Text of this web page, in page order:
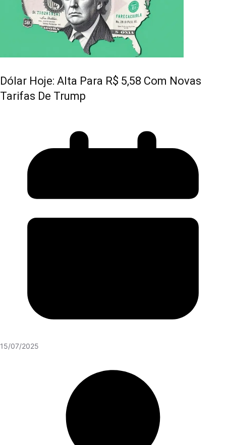
Dólar Hoje: Alta Para R$ 5,58 Com Novas
Tarifas De Trump
15/07/2025